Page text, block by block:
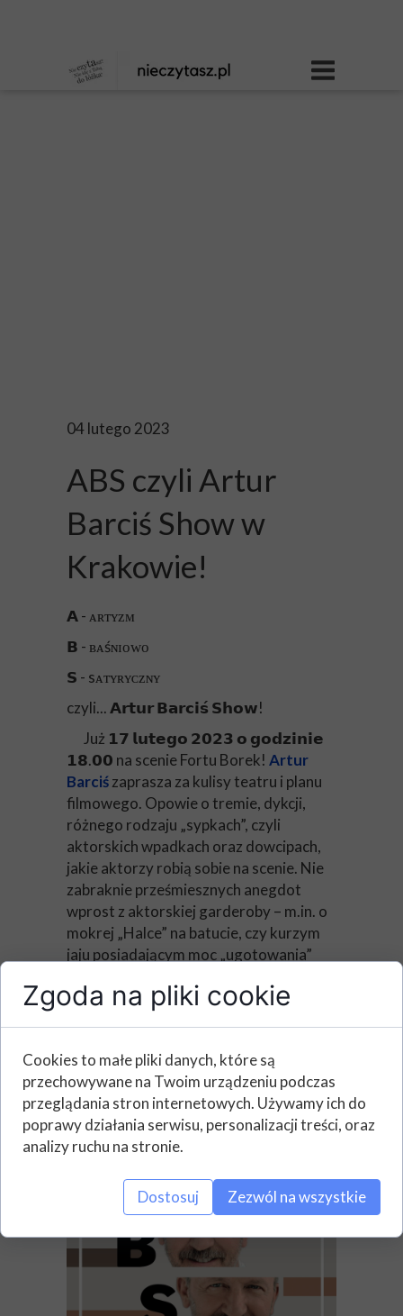
04 lutego 2023
ABS czyli Artur
Barciś Show w
Krakowie!
𝗔 - ᴀʀᴛʏᴢᴍ
𝗕 - ʙᴀśɴɪᴏᴡᴏ
𝗦 - sᴀᴛʏʀʏᴄᴢɴʏ
czyli... 𝗔𝗿𝘁𝘂𝗿 𝗕𝗮𝗿𝗰𝗶𝘀́ 𝗦𝗵𝗼𝘄!
Już 𝟭𝟳 𝗹𝘂𝘁𝗲𝗴𝗼 𝟮𝟬𝟮𝟯 𝗼 𝗴𝗼𝗱𝘇𝗶𝗻𝗶𝗲
𝟭𝟴.𝟬𝟬 na scenie Fortu Borek! Artur
Barciśzaprasza za kulisy teatru i planu
filmowego. Opowie o tremie, dykcji,
różnego rodzaju „sypkach”, czyli
aktorskich wpadkach oraz dowcipach,
jakie aktorzy robią sobie na scenie. Nie
zabraknie prześmiesznych anegdot
wprost z aktorskiej garderoby – m.in. o
mokrej „Halce” na batucie, czy kurzym
jaju posiadającym moc „ugotowania”
opatrzone, wykonywanymi w
Bilety w sprzedaży! Można je nabyć
onlineoraz w biurze fortu.
Zgoda na pliki cookie
Cookies to małe pliki danych, które są
przechowywane na Twoim urządzeniu podczas
przeglądania stron internetowych. Używamy ich do
poprawy działania serwisu, personalizacji treści, oraz
analizy ruchu na stronie.
Dostosuj Zezwól na wszystkie